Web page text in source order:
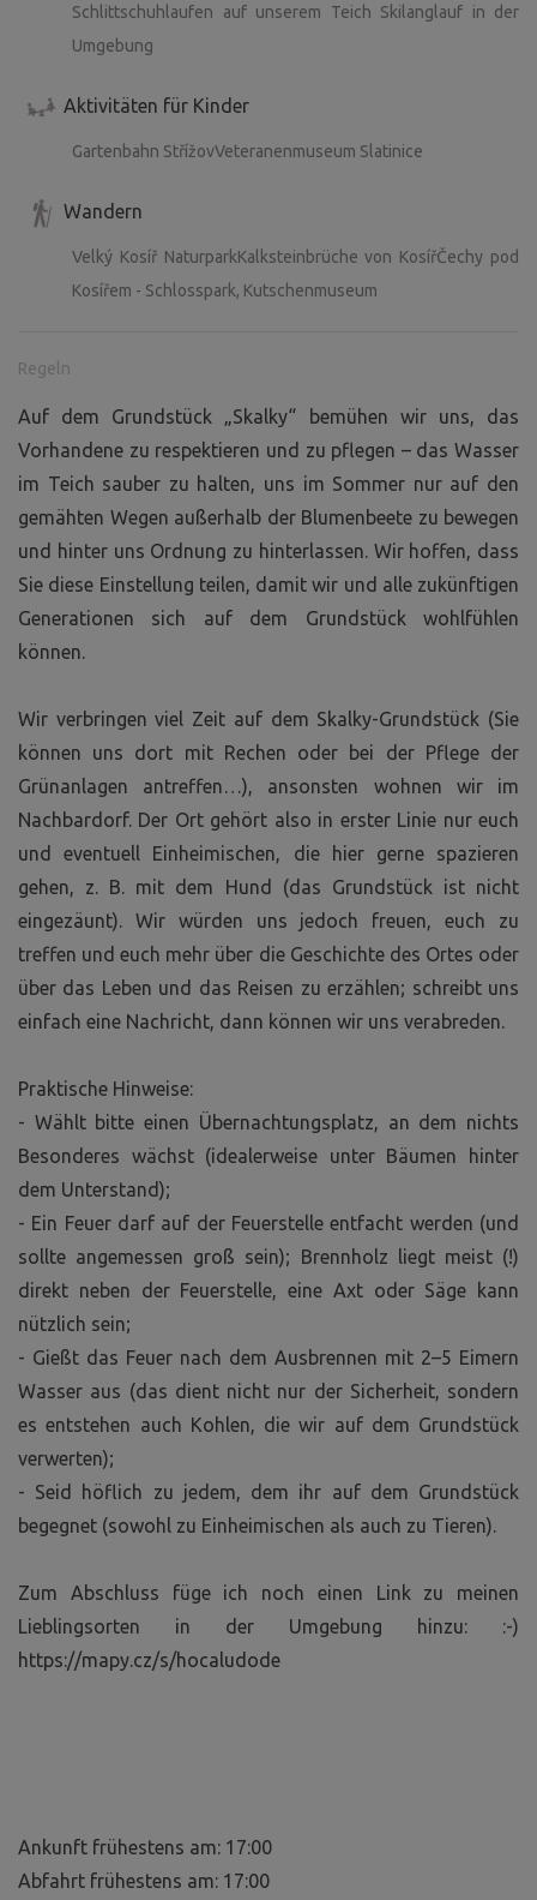
Schlittschuhlaufen auf unserem Teich Skilanglauf in der
Umgebung
Aktivitäten für Kinder
Gartenbahn StřížovVeteranenmuseum Slatinice
Wandern
Velký Kosíř NaturparkKalksteinbrüche von KosířČechy pod
Kosířem - Schlosspark, Kutschenmuseum
Regeln
Auf dem Grundstück „Skalky“ bemühen wir uns, das
Vorhandene zu respektieren und zu pflegen – das Wasser
im Teich sauber zu halten, uns im Sommer nur auf den
gemähten Wegen außerhalb der Blumenbeete zu bewegen
und hinter uns Ordnung zu hinterlassen. Wir hoffen, dass
Sie diese Einstellung teilen, damit wir und alle zukünftigen
Generationen sich auf dem Grundstück wohlfühlen
können.
Wir verbringen viel Zeit auf dem Skalky-Grundstück (Sie
können uns dort mit Rechen oder bei der Pflege der
Grünanlagen antreffen…), ansonsten wohnen wir im
Nachbardorf. Der Ort gehört also in erster Linie nur euch
und eventuell Einheimischen, die hier gerne spazieren
gehen, z. B. mit dem Hund (das Grundstück ist nicht
eingezäunt). Wir würden uns jedoch freuen, euch zu
treffen und euch mehr über die Geschichte des Ortes oder
über das Leben und das Reisen zu erzählen; schreibt uns
einfach eine Nachricht, dann können wir uns verabreden.
Praktische Hinweise:
- Wählt bitte einen Übernachtungsplatz, an dem nichts
Besonderes wächst (idealerweise unter Bäumen hinter
dem Unterstand);
- Ein Feuer darf auf der Feuerstelle entfacht werden (und
sollte angemessen groß sein); Brennholz liegt meist (!)
direkt neben der Feuerstelle, eine Axt oder Säge kann
nützlich sein;
- Gießt das Feuer nach dem Ausbrennen mit 2–5 Eimern
Wasser aus (das dient nicht nur der Sicherheit, sondern
es entstehen auch Kohlen, die wir auf dem Grundstück
verwerten);
- Seid höflich zu jedem, dem ihr auf dem Grundstück
begegnet (sowohl zu Einheimischen als auch zu Tieren).
Zum Abschluss füge ich noch einen Link zu meinen
Lieblingsorten in der Umgebung hinzu: :-)
https://mapy.cz/s/hocaludode
Ankunft frühestens am: 17:00
Abfahrt frühestens am: 17:00